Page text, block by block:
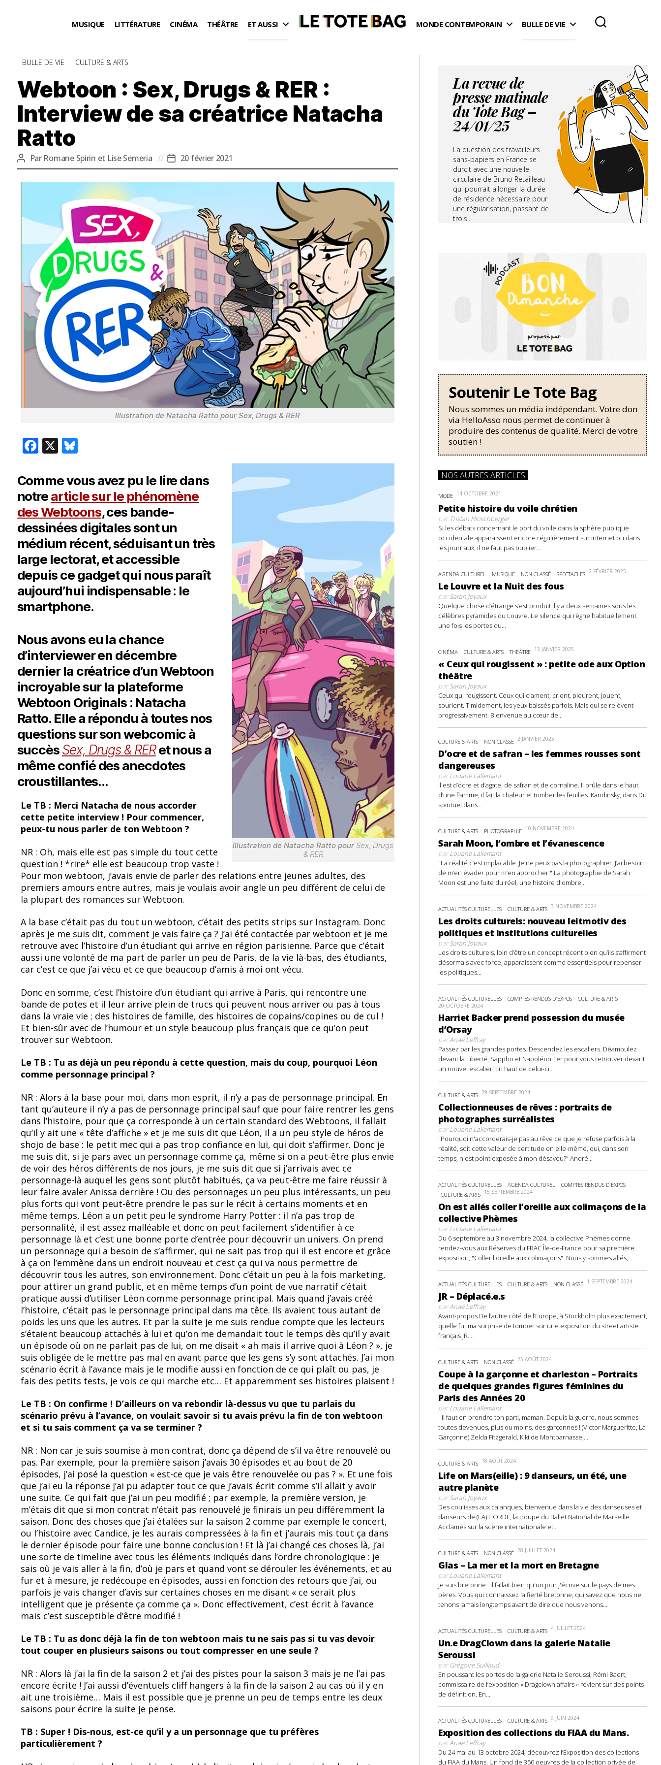
MUSIQUE LITTÉRATURE CINÉMA THÉÂTRE ET AUSSI MONDE CONTEMPORAIN BULLE DE VIE
Catégories
BULLE DE VIE CULTURE & ARTS
Webtoon : Sex, Drugs & RER :
Interview de sa créatrice Natacha
Ratto
Auteur
de
l’article
Par Romane Spirin et Lise Semeria
Date
de
l’article
20 février 2021
Illustration de Natacha Ratto pour Sex, Drugs & RER
F
e
b
o
o
k
X
e
sk
y
Illustration de Natacha Ratto pour Sex, Drugs
& RER
Comme vous avez pu le lire dans
notrearticle sur le phénomène
des Webtoons, ces bande-
dessinées digitales sont un
médium récent, séduisant un très
large lectorat, et accessible
depuis ce gadget qui nous paraît
aujourd’hui indispensable : le
smartphone.
Nous avons eu la chance
d’interviewer en décembre
dernier la créatrice d’un Webtoon
incroyable sur la plateforme
Webtoon Originals : Natacha
Ratto. Elle a répondu à toutes nos
questions sur son webcomic à
succèsSex, Drugs & RERet nous a
même confié des anecdotes
croustillantes…
Le TB : Merci Natacha de nous accorder
cette petite interview ! Pour commencer,
peux-tu nous parler de ton Webtoon ?
NR : Oh, mais elle est pas simple du tout cette
question ! *rire* elle est beaucoup trop vaste !
Pour mon webtoon, j’avais envie de parler des relations entre jeunes adultes, des
premiers amours entre autres, mais je voulais avoir angle un peu différent de celui de
la plupart des romances sur Webtoon.
A la base c’était pas du tout un webtoon, c’était des petits strips sur Instagram. Donc
après je me suis dit, comment je vais faire ça ? J’ai été contactée par webtoon et je me
retrouve avec l’histoire d’un étudiant qui arrive en région parisienne. Parce que c’était
aussi une volonté de ma part de parler un peu de Paris, de la vie là-bas, des étudiants,
car c’est ce que j’ai vécu et ce que beaucoup d’amis à moi ont vécu.
Donc en somme, c’est l’histoire d’un étudiant qui arrive à Paris, qui rencontre une
bande de potes et il leur arrive plein de trucs qui peuvent nous arriver ou pas à tous
dans la vraie vie ; des histoires de famille, des histoires de copains/copines ou de cul !
Et bien-sûr avec de l’humour et un style beaucoup plus français que ce qu’on peut
trouver sur Webtoon.
Le TB : Tu as déjà un peu répondu à cette question, mais du coup, pourquoi Léon
comme personnage principal ?
NR : Alors à la base pour moi, dans mon esprit, il n’y a pas de personnage principal. En
tant qu’auteure il n’y a pas de personnage principal sauf que pour faire rentrer les gens
dans l’histoire, pour que ça corresponde à un certain standard des Webtoons, il fallait
qu’il y ait une « tête d’affiche » et je me suis dit que Léon, il a un peu style de héros de
shojo de base : le petit mec qui a pas trop confiance en lui, qui doit s’affirmer. Donc je
me suis dit, si je pars avec un personnage comme ça, même si on a peut-être plus envie
de voir des héros différents de nos jours, je me suis dit que si j’arrivais avec ce
personnage-là auquel les gens sont plutôt habitués, ça va peut-être me faire réussir à
leur faire avaler Anissa derrière ! Ou des personnages un peu plus intéressants, un peu
plus forts qui vont peut-être prendre le pas sur le récit à certains moments et en
même temps, Léon a un petit peu le syndrome Harry Potter : il n’a pas trop de
personnalité, il est assez malléable et donc on peut facilement s’identifier à ce
personnage là et c’est une bonne porte d’entrée pour découvrir un univers. On prend
un personnage qui a besoin de s’affirmer, qui ne sait pas trop qui il est encore et grâce
à ça on l’emmène dans un endroit nouveau et c’est ça qui va nous permettre de
découvrir tous les autres, son environnement. Donc c’était un peu à la fois marketing,
pour attirer un grand public, et en même temps d’un point de vue narratif c’était
pratique aussi d’utiliser Léon comme personnage principal. Mais quand j’avais créé
l’histoire, c’était pas le personnage principal dans ma tête. Ils avaient tous autant de
poids les uns que les autres. Et par la suite je me suis rendue compte que les lecteurs
s’étaient beaucoup attachés à lui et qu’on me demandait tout le temps dès qu’il y avait
un épisode où on ne parlait pas de lui, on me disait « ah mais il arrive quoi à Léon ? », je
suis obligée de le mettre pas mal en avant parce que les gens s’y sont attachés. J’ai mon
scénario écrit à l’avance mais je le modifie aussi en fonction de ce qui plaît ou pas, je
fais des petits tests, je vois ce qui marche etc… Et apparemment ses histoires plaisent !
Le TB : On confirme ! D’ailleurs on va rebondir là-dessus vu que tu parlais du
scénario prévu à l’avance, on voulait savoir si tu avais prévu la fin de ton webtoon
et si tu sais comment ça va se terminer ?
NR : Non car je suis soumise à mon contrat, donc ça dépend de s’il va être renouvelé ou
pas. Par exemple, pour la première saison j’avais 30 épisodes et au bout de 20
épisodes, j’ai posé la question « est-ce que je vais être renouvelée ou pas ? ». Et une fois
que j’ai eu la réponse j’ai pu adapter tout ce que j’avais écrit comme s’il allait y avoir
une suite. Ce qui fait que j’ai un peu modifié ; par exemple, la première version, je
m’étais dit que si mon contrat n’était pas renouvelé je finirais un peu différemment la
saison. Donc des choses que j’ai étalées sur la saison 2 comme par exemple le concert,
ou l’histoire avec Candice, je les aurais compressées à la fin et j’aurais mis tout ça dans
le dernier épisode pour faire une bonne conclusion ! Et là j’ai changé ces choses là, j’ai
une sorte de timeline avec tous les éléments indiqués dans l’ordre chronologique : je
sais où je vais aller à la fin, d’où je pars et quand vont se dérouler les événements, et au
fur et à mesure, je redécoupe en épisodes, aussi en fonction des retours que j’ai, ou
parfois je vais changer d’avis sur certaines choses en me disant « ce serait plus
intelligent que je présente ça comme ça ». Donc effectivement, c’est écrit à l’avance
mais c’est susceptible d’être modifié !
Le TB : Tu as donc déjà la fin de ton webtoon mais tu ne sais pas si tu vas devoir
tout couper en plusieurs saisons ou tout compresser en une seule ?
NR : Alors là j’ai la fin de la saison 2 et j’ai des pistes pour la saison 3 mais je ne l’ai pas
encore écrite ! J’ai aussi d’éventuels cliff hangers à la fin de la saison 2 au cas où il y en
ait une troisième… Mais il est possible que je prenne un peu de temps entre les deux
saisons pour écrire la suite je pense.
TB : Super ! Dis-nous, est-ce qu’il y a un personnage que tu préfères
particulièrement ?
La revue de
presse matinale
du Tote Bag –
24/01/25
La question des travailleurs
sans-papiers en France se
durcit avec une nouvelle
circulaire de Bruno Retailleau
qui pourrait allonger la durée
de résidence nécessaire pour
une régularisation, passant de
trois...
Soutenir Le Tote Bag
Nous sommes un média indépendant. Votre don
via HelloAsso nous permet de continuer à
produire des contenus de qualité. Merci de votre
soutien !
NOS AUTRES ARTICLES
MODE 14 OCTOBRE 2021
Petite histoire du voile chrétien
parTristan Hinschberger
Si les débats concernant le port du voile dans la sphère publique
occidentale apparaissent encore régulièrement sur internet ou dans
les journaux, il ne faut pas oublier...
AGENDA CULTUREL MUSIQUE NON CLASSÉ SPECTACLES 2 FÉVRIER 2025
Le Louvre et la Nuit des fous
parSarah Joyaux
Quelque chose d’étrange s’est produit il y a deux semaines sous les
célèbres pyramides du Louvre. Le silence qui règne habituellement
une fois les portes du...
CINÉMA CULTURE & ARTS THÉÂTRE 13 JANVIER 2025
« Ceux qui rougissent » : petite ode aux Option
théâtre
parSarah Joyaux
Ceux qui rougissent. Ceux qui clament, crient, pleurent, jouent,
sourient. Timidement, les yeux baissés parfois. Mais qui se relèvent
progressivement. Bienvenue au cœur de...
CULTURE & ARTS NON CLASSÉ 2 JANVIER 2025
D’ocre et de safran – les femmes rousses sont
dangereuses
parLouane Lallemant
Il est d’ocre et d’agate, de safran et de cornaline. Il brûle dans le haut
d’une flamme, il fait la chaleur et tomber les feuilles. Kandinsky, dans Du
spirituel dans...
CULTURE & ARTS PHOTOGRAPHIE 10 NOVEMBRE 2024
Sarah Moon, l’ombre et l’évanescence
parLouane Lallemant
"La réalité c’est implacable. Je ne peux pas la photographier. J’ai besoin
de m’en évader pour m’en approcher." La photographie de Sarah
Moon est une fuite du réel, une histoire d'ombre...
ACTUALITÉS CULTURELLES CULTURE & ARTS 3 NOVEMBRE 2024
Les droits culturels: nouveau leitmotiv des
politiques et institutions culturelles
parSarah Joyaux
Les droits culturels, loin d’être un concept récent bien qu’ils s’affirment
désormais avec force, apparaissent comme essentiels pour repenser
les politiques...
ACTUALITÉS CULTURELLES COMPTES RENDUS D'EXPOS CULTURE & ARTS
20 OCTOBRE 2024
Harriet Backer prend possession du musée
d’Orsay
parAnaë Leffray
Passez par les grandes portes. Descendez les escaliers. Déambulez
devant la Liberté, Sappho et Napoléon 1er pour vous retrouver devant
un nouvel escalier. En haut de celui-ci...
CULTURE & ARTS 29 SEPTEMBRE 2024
Collectionneuses de rêves : portraits de
photographes surréalistes
parLouane Lallemant
"Pourquoi n'accorderais-je pas au rêve ce que je refuse parfois à la
réalité, soit cette valeur de certitude en elle-même, qui, dans son
temps, n'est point exposée à mon désaveu?" André...
ACTUALITÉS CULTURELLES AGENDA CULTUREL
COMPTES RENDUS D'EXPOS
CULTURE & ARTS 15 SEPTEMBRE 2024
On est allés coller l’oreille aux colimaçons de la
collective Phèmes
parLouane Lallemant
Du 6 septembre au 3 novembre 2024, la collective Phèmes donne
rendez-vous aux Réserves du FRAC Île-de-France pour sa première
exposition, "Coller l'oreille aux colimaçons". Nous y sommes allés,...
ACTUALITÉS CULTURELLES CULTURE & ARTS NON CLASSÉ 1 SEPTEMBRE 2024
JR – Déplacé.e.s
parAnaë Leffray
Avant-propos De l’autre côté de l’Europe, à Stockholm plus exactement,
quelle fut ma surprise de tomber sur une exposition du street artiste
français JR....
CULTURE & ARTS NON CLASSÉ 25 AOÛT 2024
Coupe à la garçonne et charleston – Portraits
de quelques grandes figures féminines du
Paris des Années 20
parLouane Lallemant
- Il faut en prendre ton parti, maman. Depuis la guerre, nous sommes
toutes devenues, plus ou moins, des garçonnes ! (Victor Margueritte, La
Garçonne) Zelda Fitzgerald, Kiki de Montparnasse,...
CULTURE & ARTS 18 AOÛT 2024
Life on Mars(eille) : 9 danseurs, un été, une
autre planète
parSarah Joyaux
Des coulisses aux calanques, bienvenue dans la vie des danseuses et
danseurs de (LA) HORDE, la troupe du Ballet National de Marseille.
Acclamés sur la scène internationale et...
CULTURE & ARTS NON CLASSÉ 28 JUILLET 2024
Glas – La mer et la mort en Bretagne
parLouane Lallemant
Je suis bretonne : il fallait bien qu'un jour j'écrive sur le pays de mes
pères. Vous qui connaissez la fierté bretonne, qui savez que nous ne
tenons jamais longtemps avant de dire que nous venons...
ACTUALITÉS CULTURELLES CULTURE & ARTS 4 JUILLET 2024
Un.e DragClown dans la galerie Natalie
Seroussi
parGrégoire Suillaud
En poussant les portes de la galerie Natalie Seroussi, Rémi Baert,
commissaire de l’exposition « Dragclown affairs » revient sur des points
de définition. En...
ACTUALITÉS CULTURELLES CULTURE & ARTS 9 JUIN 2024
Exposition des collections du FIAA du Mans.
parAnaë Leffray
Du 24 mai au 13 octobre 2024, découvrez l’Exposition des collections
du FIAA du Mans. Un fond de 350 oeuvres de la collection privée de